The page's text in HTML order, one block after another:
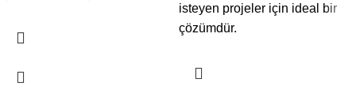
isteyen projeler için ideal bir
çözümdür.